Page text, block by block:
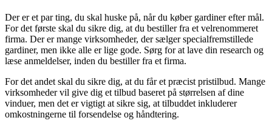
Der er et par ting, du skal huske på, når du køber gardiner efter mål.
For det første skal du sikre dig, at du bestiller fra et velrenommeret
firma. Der er mange virksomheder, der sælger specialfremstillede
gardiner, men ikke alle er lige gode. Sørg for at lave din research og
læse anmeldelser, inden du bestiller fra et firma.
For det andet skal du sikre dig, at du får et præcist pristilbud. Mange
virksomheder vil give dig et tilbud baseret på størrelsen af dine
vinduer, men det er vigtigt at sikre sig, at tilbuddet inkluderer
omkostningerne til forsendelse og håndtering.